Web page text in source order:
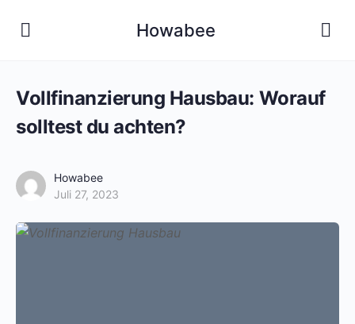
Howabee
Vollfinanzierung Hausbau: Worauf
solltest du achten?
Howabee
Juli 27, 2023